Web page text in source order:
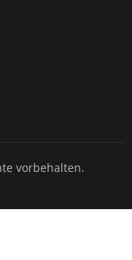
vorbehalten.